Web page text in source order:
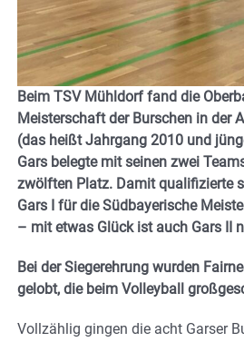
Beim TSV Mühldorf fand die
Meisterschaft der Burschen in der
(das heißt Jahrgang 2010 und
Gars belegte mit seinen zwei
zwölften Platz. Damit qualifizierte
Gars I für die Südbayerische
– mit etwas Glück ist auch Gars II
Bei der Siegerehrung wurden
gelobt, die beim Volleyball
Vollzählig gingen die acht Garser